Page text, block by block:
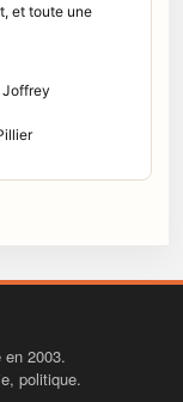
et toute une
Joffrey
2003.
politique.